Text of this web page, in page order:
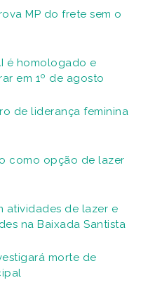
MP do frete sem o
é homologado e
em 1º de agosto
de liderança feminina
como opção de lazer
atividades de lazer e
na Baixada Santista
morte de